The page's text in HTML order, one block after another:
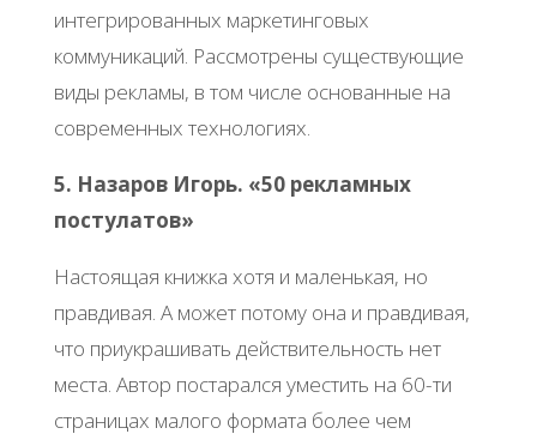
интегрированных маркетинговых
коммуникаций. Рассмотрены существующие
виды рекламы, в том числе основанные на
современных технологиях.
5. Назаров Игорь. «50 рекламных
постулатов»
Настоящая книжка хотя и маленькая, но
правдивая. А может потому она и правдивая,
что приукрашивать действительность нет
места. Автор постарался уместить на 60-ти
страницах малого формата более чем